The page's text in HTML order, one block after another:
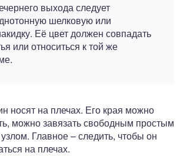
выхода следует
шелковую или
Её цвет должен совпадать
или относиться к той же
носят на плечах. Его края можно
можно завязать свободным простым
Главное – следить, чтобы он
на плечах.